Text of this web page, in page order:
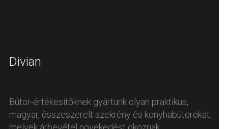
Divian
Bútor-értékesítőknek gyártunk olyan praktikus,
magyar, összeszerelt szekrény és konyhabútorokat,